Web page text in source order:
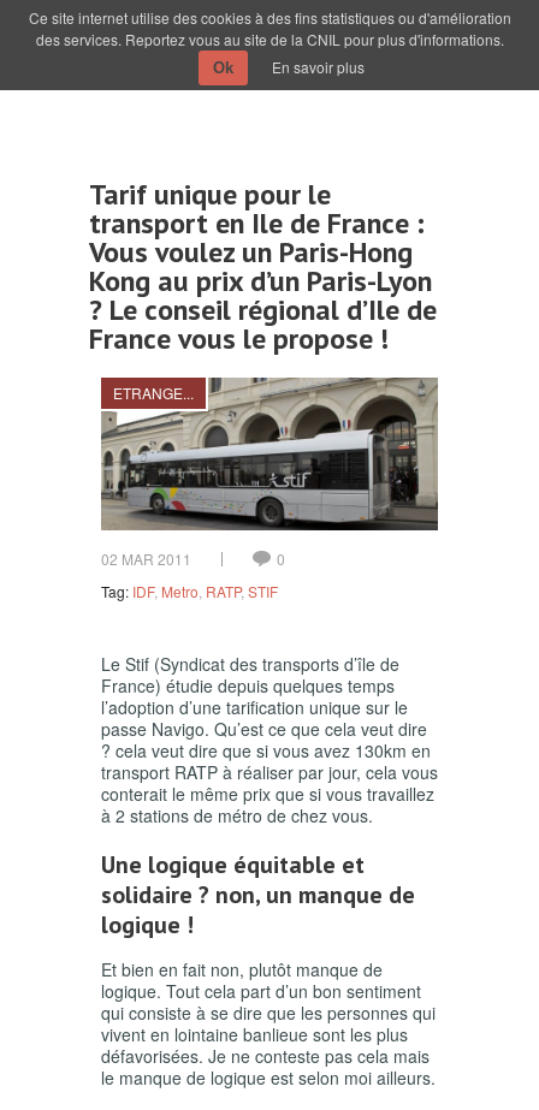
Tarif unique pour le
transport en Ile de France :
Vous voulez un Paris-Hong
Kong au prix d’un Paris-Lyon
? Le conseil régional d’Ile de
France vous le propose !
ETRANGE...
02 MAR 2011
0
Tag: IDF, Metro RATP, STIF
Le Stif (Syndicat des transports d’île de
France) étudie depuis quelques temps
l’adoption d’une tarification unique sur le
passe Navigo. Qu’est ce que cela veut dire
? cela veut dire que si vous avez 130km en
transport RATP à réaliser par jour, cela vous
conterait le même prix que si vous travaillez
à 2 stations de métro de chez vous.
Une logique équitable et
solidaire ? non, un manque de
logique !
Et bien en fait non, plutôt manque de
logique. Tout cela part d’un bon sentiment
qui consiste à se dire que les personnes qui
vivent en lointaine banlieue sont les plus
défavorisées. Je ne conteste pas cela mais
le manque de logique est selon moi ailleurs.
Ce site internet utilise des cookies à des fins statistiques ou d'amélioration
des services. Reportez vous au site de la CNIL pour plus d'informations.
Ok En savoir plus